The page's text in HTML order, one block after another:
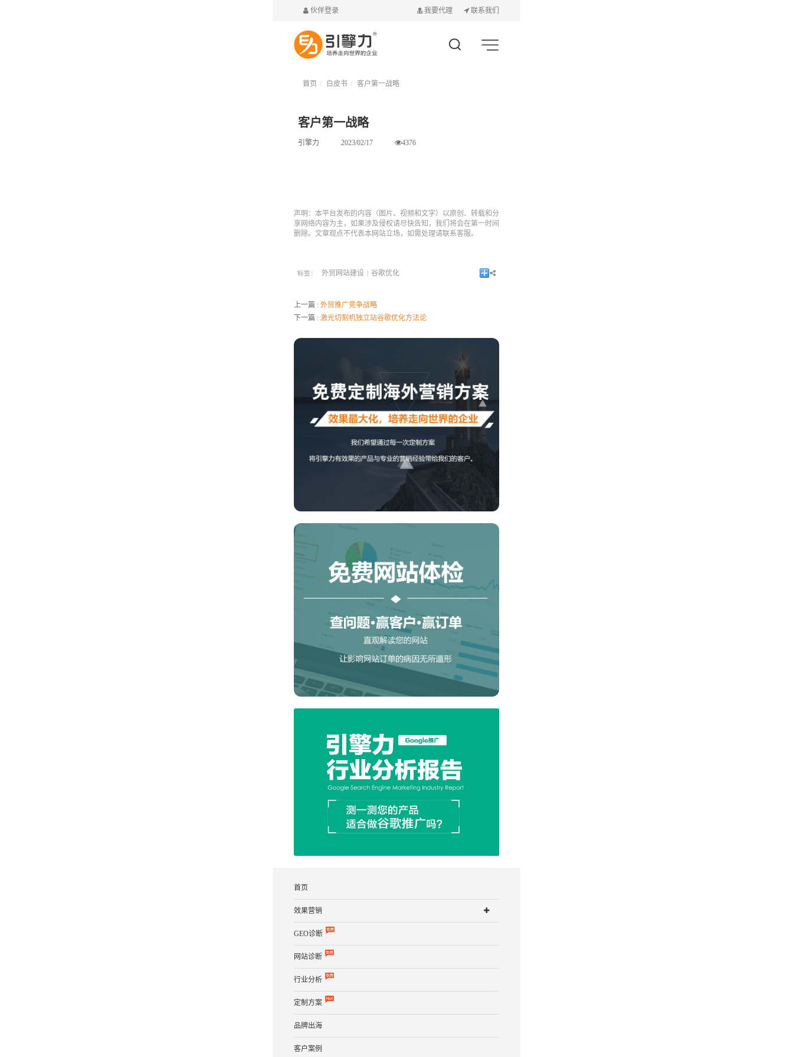
伙伴登录 我要代理 联系我们
首页 白皮书 客户第一战略
客户第一战略
引擎力 2023/02/17 4376
声明：本平台发布的内容（图片、视频和文字）以原创、转载和分
享网络内容为主，如果涉及侵权请尽快告知，我们将会在第一时间
删除。文章观点不代表本网站立场，如需处理请联系客服。
标签： 外贸网站建设 谷歌优化
上一篇 : 外贸推广竞争战略
下一篇 : 激光切割机独立站谷歌优化方法论
首页
效果营销
GEO诊断
网站诊断
行业分析
定制方案
品牌出海
客户案例